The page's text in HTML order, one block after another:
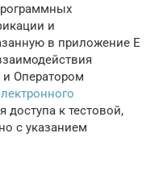
и
в приложение Е
Оператором
доступа к тестовой,
с указанием